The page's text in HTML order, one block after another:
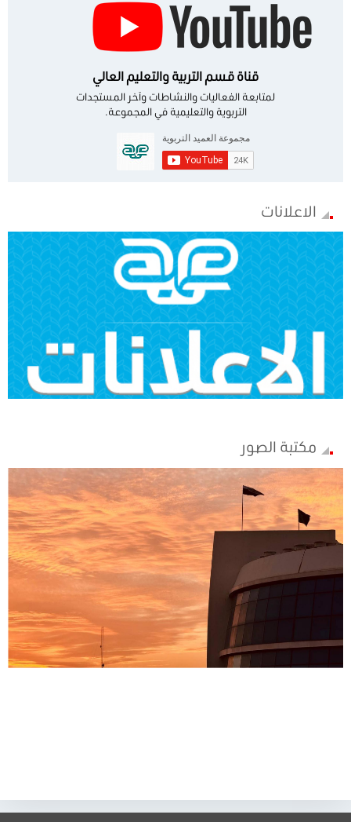
قناة قسم التربية والتعليم العالي
لمتابعة الفعاليات والنشاطات وآخر المستجدات
التربوية والتعليمية في المجموعة.
الاعلانات
مكتبة الصور